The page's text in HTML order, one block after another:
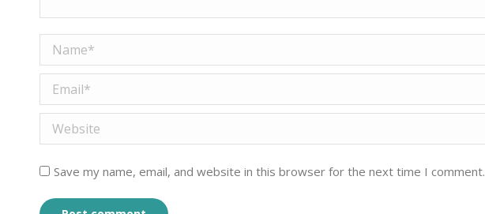
Name *
Email *
Website
Save my name, email, and website in this browser for the next time I comment.